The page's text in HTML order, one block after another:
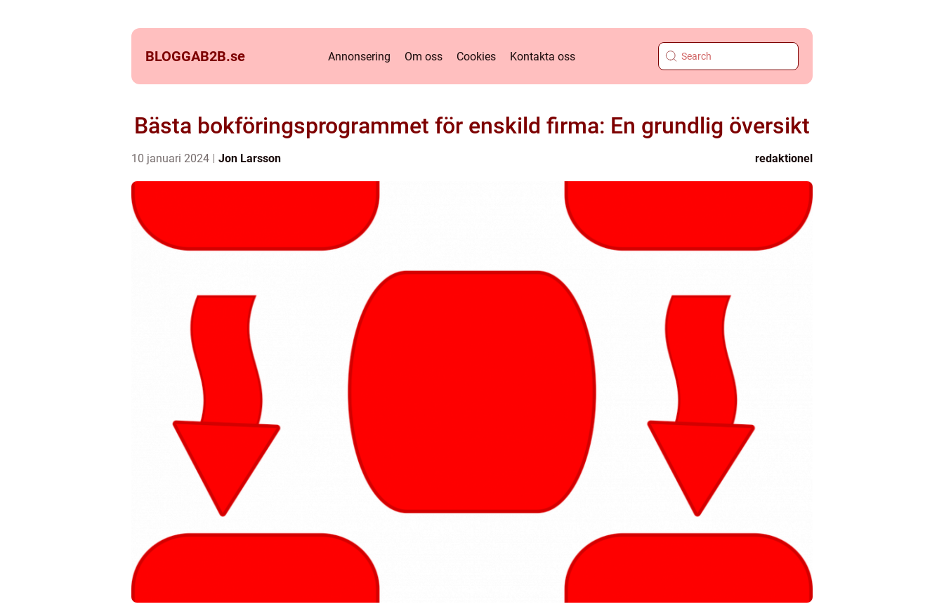
BLOGGAB2B.se Annonsering Om oss Cookies Kontakta oss
Bästa bokföringsprogrammet för enskild firma: En grundlig översikt
10 januari 2024 Jon Larsson redaktionel